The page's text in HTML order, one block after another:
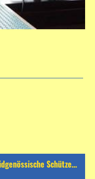
Erfolgreicher Vereinsausflug ans Eidgenössische Schützenfest 2026